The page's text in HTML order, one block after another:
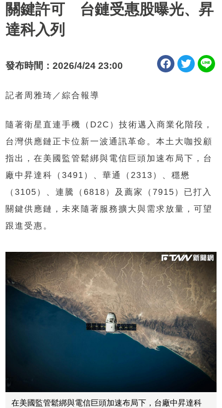
關鍵許可 台鏈受惠股曝光、昇
達科入列
發布時間：2026/4/24 23:00
記者周雅琦／綜合報導
隨著衛星直連手機（D2C）技術邁入商業化階段，
台灣供應鏈正卡位新一波通訊革命。本土大咖投顧
指出，在美國監管鬆綁與電信巨頭加速布局下，台
廠中昇達科（3491）、華通（2313）、穩懋
（3105）、連騰（6818）及薦家（7915）已打入
關鍵供應鏈，未來隨著服務擴大與需求放量，可望
跟進受惠。
在美國監管鬆綁與電信巨頭加速布局下，台廠中昇達科